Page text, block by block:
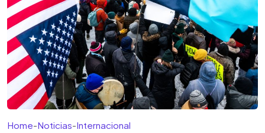
Home-Noticias-Internacional